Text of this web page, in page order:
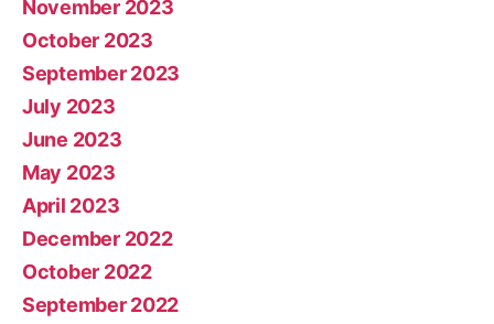
November 2023
October 2023
September 2023
July 2023
June 2023
May 2023
April 2023
December 2022
October 2022
September 2022